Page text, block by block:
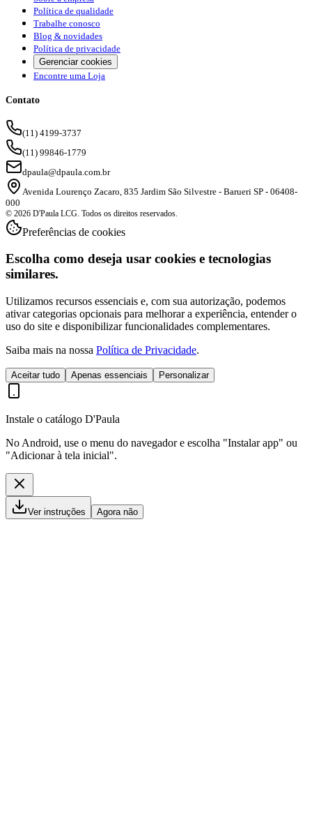
Política de qualidade
Trabalhe conosco
Blog & novidades
Política de privacidade
Gerenciar cookies
Encontre uma Loja
Contato
(11) 4199-3737
(11) 99846-1779
dpaula@dpaula.com.br
Avenida Lourenço Zacaro, 835 Jardim São Silvestre - Barueri SP - 06408-
000
© 2026 D'Paula LCG. Todos os direitos reservados.
Preferências de cookies
Escolha como deseja usar cookies e tecnologias
similares.
Utilizamos recursos essenciais e, com sua autorização, podemos
ativar categorias opcionais para melhorar a experiência, entender o
uso do site e disponibilizar funcionalidades complementares.
Saiba mais na nossa Política de Privacidade.
Aceitar tudo Apenas essenciais Personalizar
Instale o catálogo D'Paula
No Android, use o menu do navegador e escolha "Instalar app" ou
"Adicionar à tela inicial".
Ver instruções Agora não